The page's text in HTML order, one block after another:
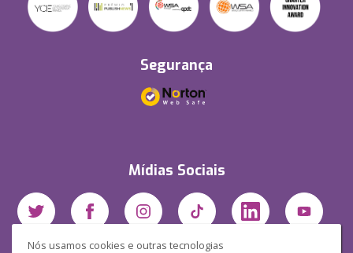
Nós usamos cookies e outras tecnologias
Segurança
Mídias Sociais